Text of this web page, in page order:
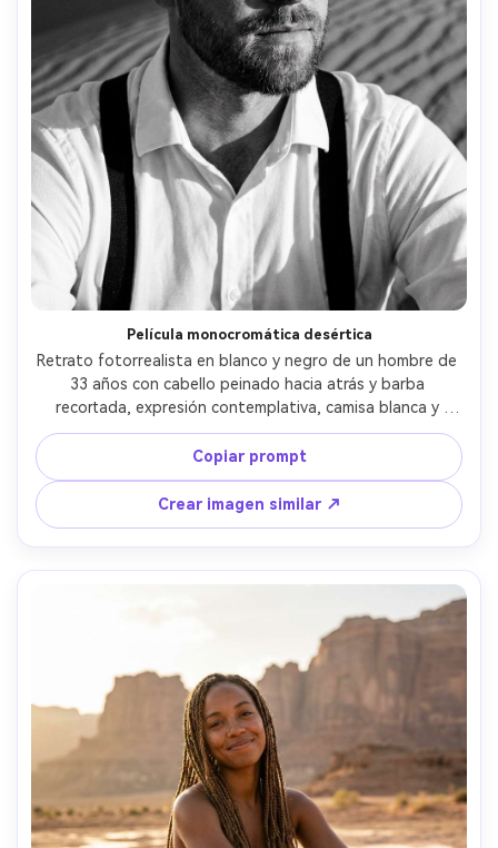
Película monocromática desértica
Retrato fotorrealista en blanco y negro de un hombre de
33 años con cabello peinado hacia atrás y barba
recortada, expresión contemplativa, camisa blanca y
tirantes oscuros, de pie en dunas ondulantes con
sombras profundas, fuerte luz lateral marcando pómulos,
Leica SL2, 90mm f/2, recorte de cabeza y hombros,
estética clásica de grano de película, alto microcontraste,
textura de piel realista, ojos nítidos, alta resolución --ar
4:5
Copiar prompt
Crear imagen similar ↗